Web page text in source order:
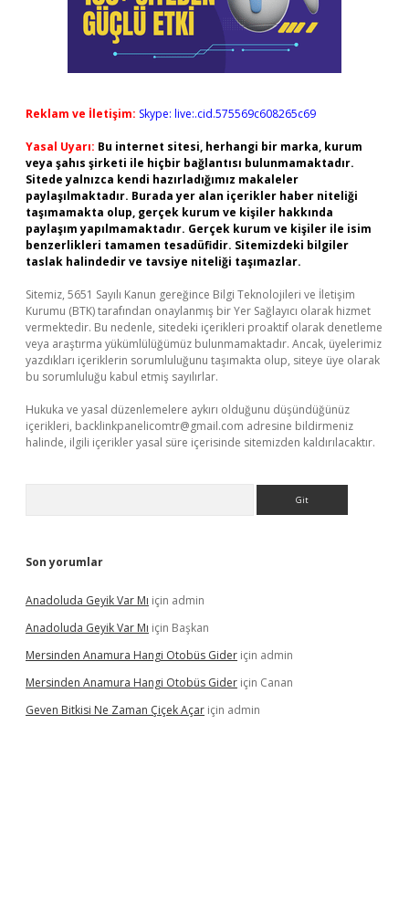
Reklam ve İletişim: Skype: live:.cid.575569c608265c69
Yasal Uyarı: Bu internet sitesi, herhangi bir marka, kurum
veya şahıs şirketi ile hiçbir bağlantısı bulunmamaktadır.
Sitede yalnızca kendi hazırladığımız makaleler
paylaşılmaktadır. Burada yer alan içerikler haber niteliği
taşımamakta olup, gerçek kurum ve kişiler hakkında
paylaşım yapılmamaktadır. Gerçek kurum ve kişiler ile isim
benzerlikleri tamamen tesadüfidir. Sitemizdeki bilgiler
taslak halindedir ve tavsiye niteliği taşımazlar.
Sitemiz, 5651 Sayılı Kanun gereğince Bilgi Teknolojileri ve İletişim
Kurumu (BTK) tarafından onaylanmış bir Yer Sağlayıcı olarak hizmet
vermektedir. Bu nedenle, sitedeki içerikleri proaktif olarak denetleme
veya araştırma yükümlülüğümüz bulunmamaktadır. Ancak, üyelerimiz
yazdıkları içeriklerin sorumluluğunu taşımakta olup, siteye üye olarak
bu sorumluluğu kabul etmiş sayılırlar.
Hukuka ve yasal düzenlemelere aykırı olduğunu düşündüğünüz
içerikleri, backlinkpanelicomtr@gmail.com adresine bildirmeniz
halinde, ilgili içerikler yasal süre içerisinde sitemizden kaldırılacaktır.
Son yorumlar
Anadoluda Geyik Var Mı için admin
Anadoluda Geyik Var Mı için Başkan
Mersinden Anamura Hangi Otobüs Gider için admin
Mersinden Anamura Hangi Otobüs Gider için Canan
Geven Bitkisi Ne Zaman Çiçek Açar için admin